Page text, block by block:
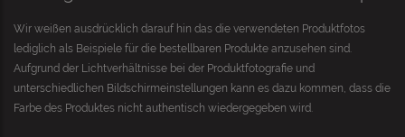
Wir weißen ausdrücklich darauf hin das die verwendeten Produktfotos
lediglich als Beispiele für die bestellbaren Produkte anzusehen sind.
Aufgrund der Lichtverhältnisse bei der Produktfotografie und
unterschiedlichen Bildschirmeinstellungen kann es dazu kommen, dass die
Farbe des Produktes nicht authentisch wiedergegeben wird.